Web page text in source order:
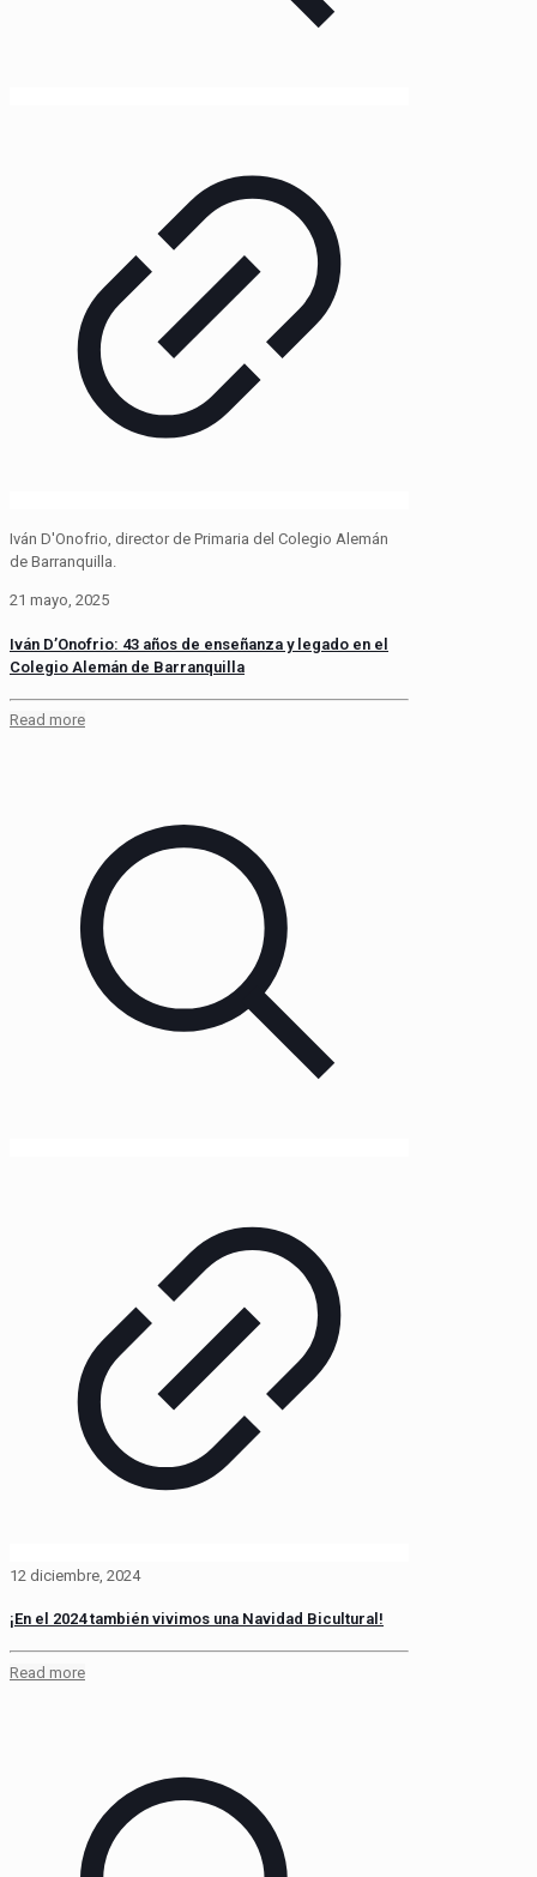
Iván D'Onofrio, director de Primaria del Colegio Alemán
de Barranquilla.
21 mayo, 2025
Iván D’Onofrio: 43 años de enseñanza y legado en el
Colegio Alemán de Barranquilla
Read more
12 diciembre, 2024
¡En el 2024 también vivimos una Navidad Bicultural!
Read more